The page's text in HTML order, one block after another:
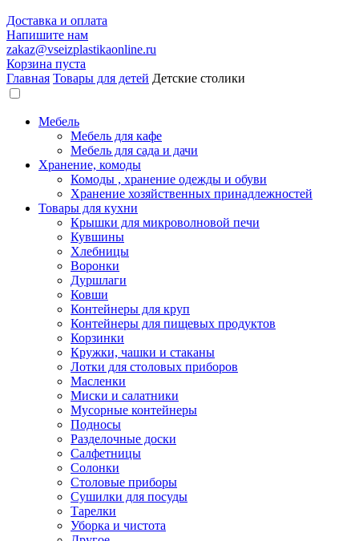
Доставка и оплата
Напишите нам
zakaz@vseizplastikaonline.ru
Корзина пуста
Главная Товары для детей Детские столики
Мебель
Мебель для кафе
Мебель для сада и дачи
Хранение, комоды
Комоды , хранение одежды и обуви
Хранение хозяйственных принадлежностей
Товары для кухни
Крышки для микроволновой печи
Кувшины
Хлебницы
Воронки
Дуршлаги
Ковши
Контейнеры для круп
Контейнеры для пищевых продуктов
Корзинки
Кружки, чашки и стаканы
Лотки для столовых приборов
Масленки
Миски и салатники
Мусорные контейнеры
Подносы
Разделочные доски
Салфетницы
Солонки
Столовые приборы
Сушилки для посуды
Тарелки
Уборка и чистота